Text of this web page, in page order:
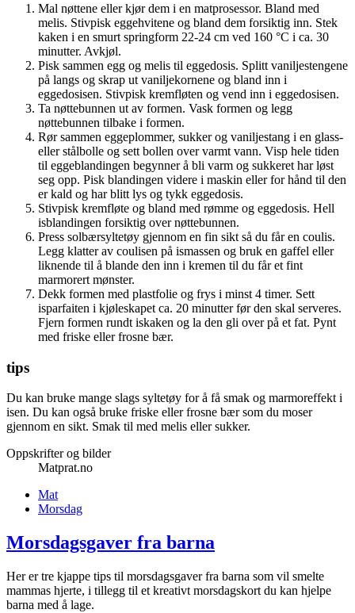
Mal nøttene eller kjør dem i en matprosessor. Bland med
melis. Stivpisk eggehvitene og bland dem forsiktig inn. Stek
kaken i en smurt springform 22-24 cm ved 160 °C i ca. 30
minutter. Avkjøl.
Pisk sammen egg og melis til eggedosis. Splitt vaniljestengene
på langs og skrap ut vaniljekornene og bland inn i
eggedosisen. Stivpisk kremfløten og vend inn i eggedosisen.
Ta nøttebunnen ut av formen. Vask formen og legg
nøttebunnen tilbake i formen.
Rør sammen eggeplommer, sukker og vaniljestang i en glass-
eller stålbolle og sett bollen over varmt vann. Visp hele tiden
til eggeblandingen begynner å bli varm og sukkeret har løst
seg opp. Pisk blandingen videre i maskin eller for hånd til den
er kald og har blitt lys og tykk eggedosis.
Stivpisk kremfløte og bland med rømme og eggedosis. Hell
isblandingen forsiktig over nøttebunnen.
Press solbærsyltetøy gjennom en fin sikt så du får en coulis.
Legg klatter av coulisen på ismassen og bruk en gaffel eller
liknende til å blande den inn i kremen til du får et fint
marmorert mønster.
Dekk formen med plastfolie og frys i minst 4 timer. Sett
isparfaiten i kjøleskapet ca. 20 minutter før den skal serveres.
Fjern formen rundt iskaken og la den gli over på et fat. Pynt
med friske eller frosne bær.
tips
Du kan bruke mange slags syltetøy for å få smak og marmoreffekt i
isen. Du kan også bruke friske eller frosne bær som du moser
gjennom en sikt. Smak til med melis eller sukker.
Oppskrifter og bilder
Matprat.no
Mat
Morsdag
Morsdagsgaver fra barna
Her er tre kjappe tips til morsdagsgaver fra barna som vil smelte
mammas hjerte, i tillegg til et kreativt morsdagskort du kan hjelpe
barna med å lage.